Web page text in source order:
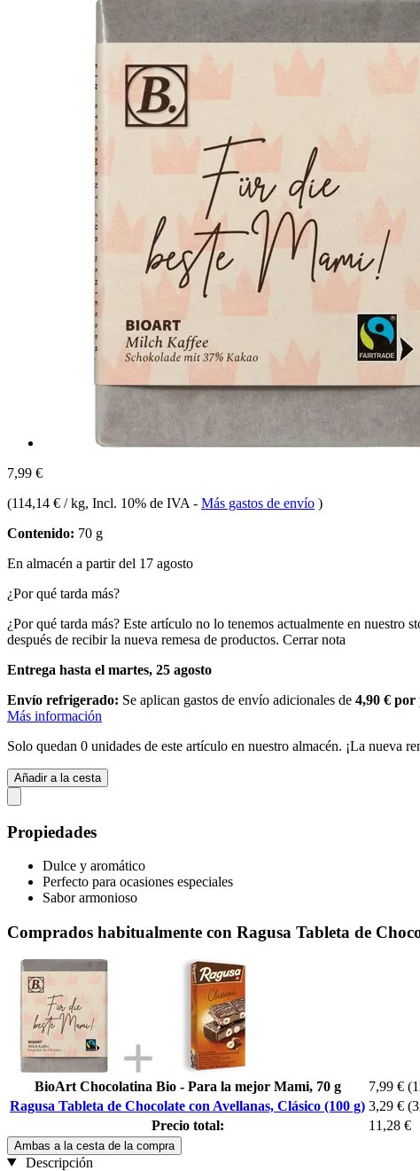
7,99 €
(114,14 € / kg, Incl. 10% de IVA - Más gastos de envío )
Contenido: 70 g
En almacén a partir del 17 agosto
¿Por qué tarda más?
¿Por qué tarda más? Este artículo no lo tenemos actualmente en nuestro
después de recibir la nueva remesa de productos. Cerrar nota
Entrega hasta el martes, 25 agosto
Envío refrigerado: Se aplican gastos de envío adicionales de 4,90 € por
Más información
Solo quedan 0 unidades de este artículo en nuestro almacén. ¡La nueva
Añadir a la cesta
Propiedades
Dulce y aromático
Perfecto para ocasiones especiales
Sabor armonioso
Comprados habitualmente con Ragusa Tableta de
BioArt Chocolatina Bio - Para la mejor Mami, 70 g 7,99 €
Ragusa Tableta de Chocolate con Avellanas, Clásico (100 g) 3,29 €
Precio total:
11,28 €
Ambas a la cesta de la compra
Descripción